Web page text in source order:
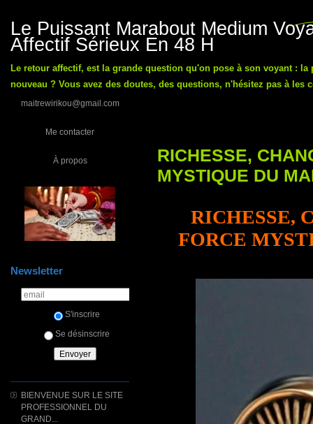
Le Puissant Marabout Medium
Affectif Sérieux En 48 H
Le retour affectif, est la grande question qu'on pose à son voyant :
nouveau ? Vous avez des doutes, des questions, n'hésitez pas à les
maitrewirikou@gmail.com
Me contacter
À propos
Newsletter
S'inscrire
Se désinscrire
BIENVENUE SUR LE SITE
PROFESSIONNEL DU
GRAND...
RICHESSE,
MYSTIQUE DU
RICHESSE,
FORCE